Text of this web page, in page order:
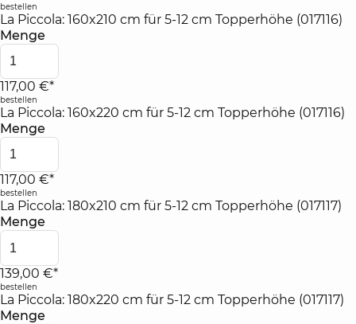
bestellen
La Piccola: 160x210 cm für 5-12 cm Topperhöhe (017116)
Menge
117,00 €*
bestellen
La Piccola: 160x220 cm für 5-12 cm Topperhöhe (017116)
Menge
117,00 €*
bestellen
La Piccola: 180x210 cm für 5-12 cm Topperhöhe (017117)
Menge
139,00 €*
bestellen
La Piccola: 180x220 cm für 5-12 cm Topperhöhe (017117)
Menge